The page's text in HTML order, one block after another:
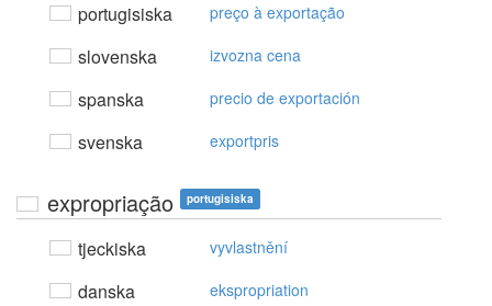
portugisiska preço à exportação
slovenska izvozna cena
spanska precio de exportación
svenska exportpris
expropriação portugisiska
tjeckiska vyvlastnění
danska ekspropriation